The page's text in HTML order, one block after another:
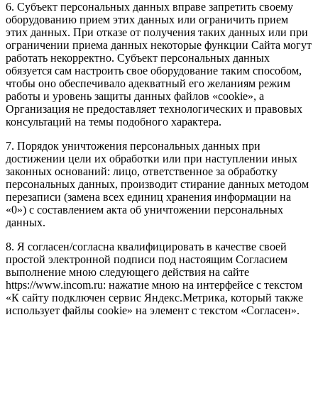
6. Субъект персональных данных вправе запретить своему
оборудованию прием этих данных или ограничить прием
этих данных. При отказе от получения таких данных или при
ограничении приема данных некоторые функции Сайта могут
работать некорректно. Субъект персональных данных
обязуется сам настроить свое оборудование таким способом,
чтобы оно обеспечивало адекватный его желаниям режим
работы и уровень защиты данных файлов «cookie», а
Организация не предоставляет технологических и правовых
консультаций на темы подобного характера.
7. Порядок уничтожения персональных данных при
достижении цели их обработки или при наступлении иных
законных оснований: лицо, ответственное за обработку
персональных данных, производит стирание данных методом
перезаписи (замена всех единиц хранения информации на
«0») с составлением акта об уничтожении персональных
данных.
8. Я согласен/согласна квалифицировать в качестве своей
простой электронной подписи под настоящим Согласием
выполнение мною следующего действия на сайте
https://www.incom.ru: нажатие мною на интерфейсе с текстом
«К сайту подключен сервис Яндекс.Метрика, который также
использует файлы cookie» на элемент с текстом «Согласен».